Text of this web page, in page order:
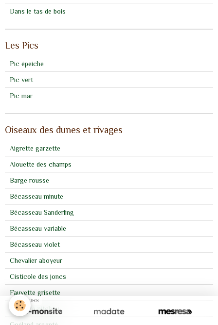
Dans le tas de bois
Les Pics
Pic épeiche
Pic vert
Pic mar
Oiseaux des dunes et rivages
Aigrette garzette
Alouette des champs
Barge rousse
Bécasseau minute
Bécasseau Sanderling
Bécasseau variable
Bécasseau violet
Chevalier aboyeur
Cisticole des joncs
Fauvette grisette
Fauvette pitchou
SPONSORS